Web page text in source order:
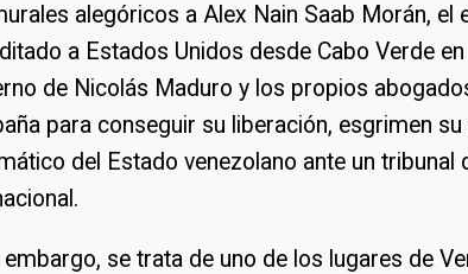
alegóricos a Alex Nain Saab Morán,
a Estados Unidos desde Cabo Verde
de Nicolás Maduro y los propios
para conseguir su liberación, esgrimen
del Estado venezolano ante un tribunal
embargo, se trata de uno de los lugares de